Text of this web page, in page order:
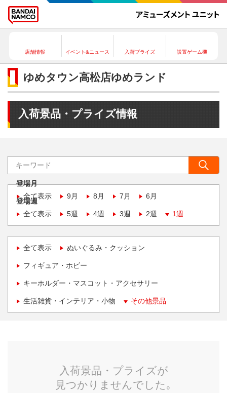
店舗情報 イベント&ニュース 入荷プライズ 設置ゲーム機
ゆめタウン高松店ゆめランド
入荷景品・プライズ情報
登場月
全て表示
9月 8月 7月 6月
登場週
全て表示
5週 4週 3週 2週 1週
全て表示 ぬいぐるみ・クッション
フィギュア・ホビー
キーホルダー・マスコット・アクセサリー
生活雑貨・インテリア・小物 その他景品